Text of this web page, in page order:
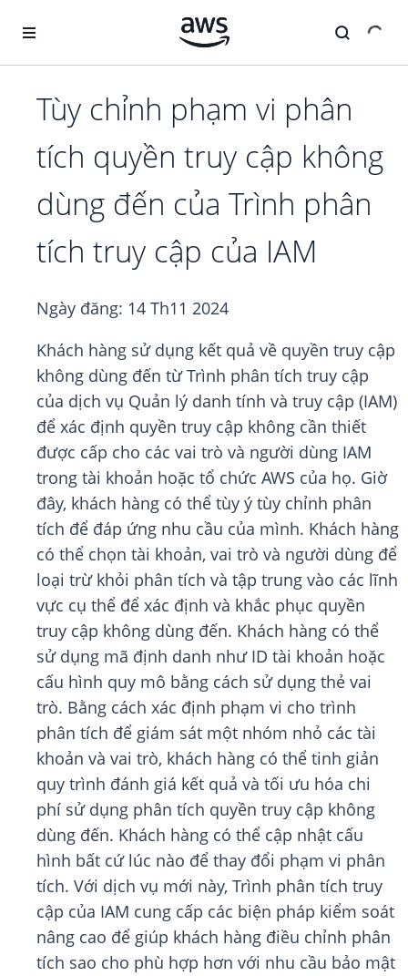
Tùy chỉnh phạm vi phân
tích quyền truy cập không
dùng đến của Trình phân
tích truy cập của IAM
Ngày đăng: 14 Th11 2024
Khách hàng sử dụng kết quả về quyền truy cập
không dùng đến từ Trình phân tích truy cập
của dịch vụ Quản lý danh tính và truy cập (IAM)
để xác định quyền truy cập không cần thiết
được cấp cho các vai trò và người dùng IAM
trong tài khoản hoặc tổ chức AWS của họ. Giờ
đây, khách hàng có thể tùy ý tùy chỉnh phân
tích để đáp ứng nhu cầu của mình. Khách hàng
có thể chọn tài khoản, vai trò và người dùng để
loại trừ khỏi phân tích và tập trung vào các lĩnh
vực cụ thể để xác định và khắc phục quyền
truy cập không dùng đến. Khách hàng có thể
sử dụng mã định danh như ID tài khoản hoặc
cấu hình quy mô bằng cách sử dụng thẻ vai
trò. Bằng cách xác định phạm vi cho trình
phân tích để giám sát một nhóm nhỏ các tài
khoản và vai trò, khách hàng có thể tinh giản
quy trình đánh giá kết quả và tối ưu hóa chi
phí sử dụng phân tích quyền truy cập không
dùng đến. Khách hàng có thể cập nhật cấu
hình bất cứ lúc nào để thay đổi phạm vi phân
tích. Với dịch vụ mới này, Trình phân tích truy
cập của IAM cung cấp các biện pháp kiểm soát
nâng cao để giúp khách hàng điều chỉnh phân
tích sao cho phù hợp hơn với nhu cầu bảo mật